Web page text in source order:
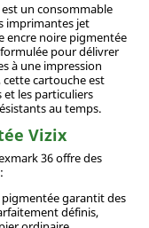
un consommable
imprimantes jet
encre noire pigmentée
pour délivrer
à une impression
cette cartouche est
les particuliers
au temps.
Vizix
36 offre des
garantit des
définis,